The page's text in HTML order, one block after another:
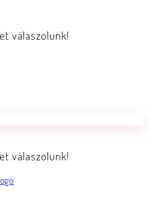
válaszolunk!
válaszolunk!